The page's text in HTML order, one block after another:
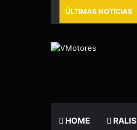
ÚLTIMAS NOTÍCIAS
HOME RALIS